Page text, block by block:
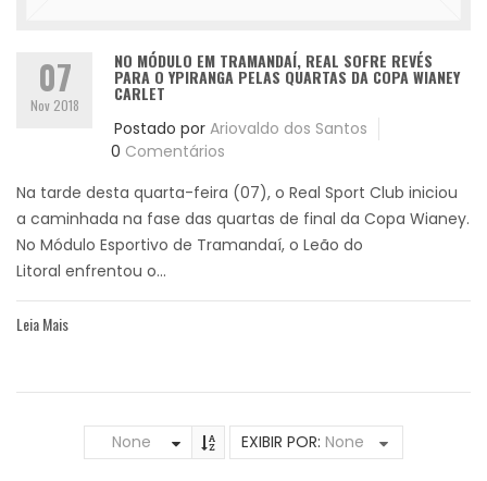
07
Nov 2018
NO MÓDULO EM TRAMANDAÍ, REAL SOFRE REVÉS
PARA O YPIRANGA PELAS QUARTAS DA COPA WIANEY
CARLET
Postado por Ariovaldo dos Santos
0 Comentários
Na tarde desta quarta-feira (07), o Real Sport Club iniciou
a caminhada na fase das quartas de final da Copa Wianey.
No Módulo Esportivo de Tramandaí, o Leão do
Litoral enfrentou o...
Leia Mais
None EXIBIR POR: None